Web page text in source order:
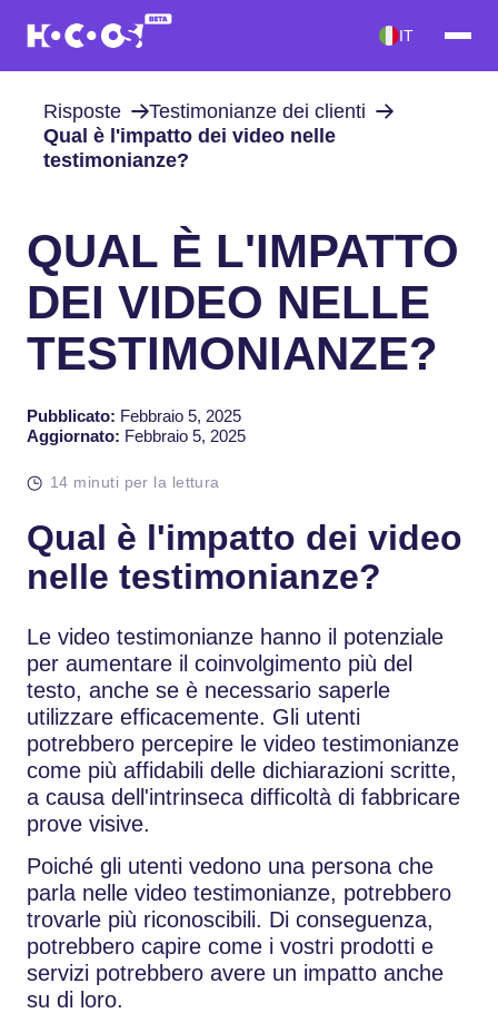
IT
Risposte
Testimonianze dei clienti
Qual è l'impatto dei video nelle
testimonianze?
QUAL È L'IMPATTO
DEI VIDEO NELLE
TESTIMONIANZE?
Pubblicato: Febbraio 5, 2025
Aggiornato: Febbraio 5, 2025
14 minuti per la lettura
Qual è l'impatto dei video
nelle testimonianze?
Le video testimonianze hanno il potenziale
per aumentare il coinvolgimento più del
testo, anche se è necessario saperle
utilizzare efficacemente. Gli utenti
potrebbero percepire le video testimonianze
come più affidabili delle dichiarazioni scritte,
a causa dell'intrinseca difficoltà di fabbricare
prove visive.
Poiché gli utenti vedono una persona che
parla nelle video testimonianze, potrebbero
trovarle più riconoscibili. Di conseguenza,
potrebbero capire come i vostri prodotti e
servizi potrebbero avere un impatto anche
su di loro.